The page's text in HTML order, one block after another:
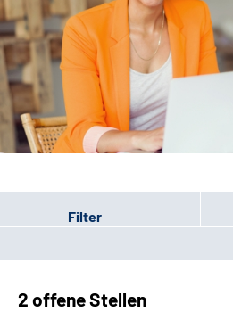
Suche
Leichte Sprache
Gebärdensprache
Filter
2 offene Stellen